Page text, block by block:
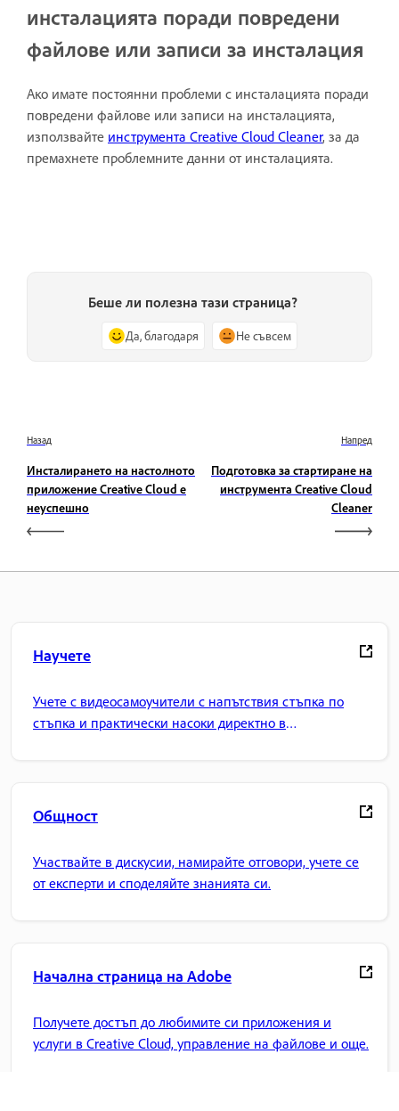
инсталацията поради повредени
файлове или записи за инсталация
Ако имате постоянни проблеми с инсталацията поради
повредени файлове или записи на инсталацията,
използвайте инструмента Creative Cloud Cleaner, за да
премахнете проблемните данни от инсталацията.
Беше ли полезна тази страница?
Да, благодаря Не съвсем
Назад
Инсталирането на настолното
приложение Creative Cloud е
неуспешно
Напред
Подготовка за стартиране на
инструмента Creative Cloud
Cleaner
Научете
Учете с видеосамоучители с напътствия стъпка по
стъпка и практически насоки директно в
Общност
Участвайте в дискусии, намирайте отговори, учете се
от експерти и споделяйте знанията си.
Начална страница на Adobe
Получете достъп до любимите си приложения и
услуги в Creative Cloud, управление на файлове и още.